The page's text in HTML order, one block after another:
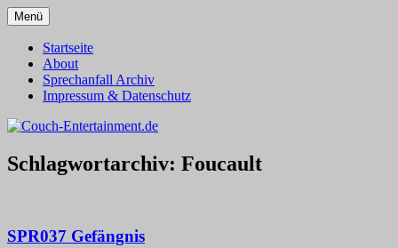
Zum
Inhalt
springen
Couch-Entertainment.de
Menü
Startseite
About
Sprechanfall Archiv
Impressum & Datenschutz
Schlagwortarchiv: Foucault
SPR037 Gefängnis